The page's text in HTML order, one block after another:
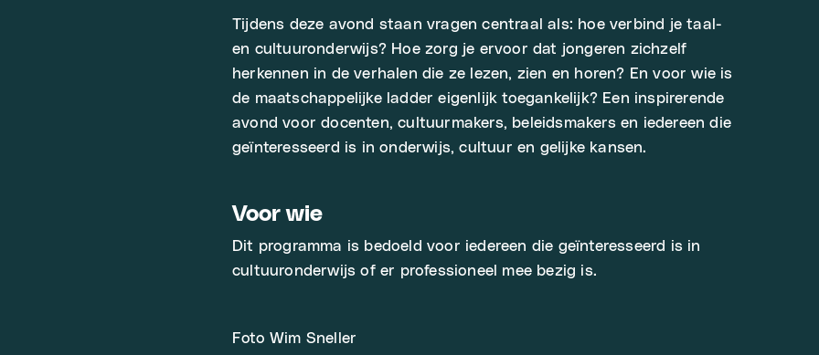
Tijdens deze avond staan vragen centraal als: hoe verbind je taal-
en cultuuronderwijs? Hoe zorg je ervoor dat jongeren zichzelf
herkennen in de verhalen die ze lezen, zien en horen? En voor wie is
de maatschappelijke ladder eigenlijk toegankelijk? Een inspirerende
avond voor docenten, cultuurmakers, beleidsmakers en iedereen die
geïnteresseerd is in onderwijs, cultuur en gelijke kansen.
Voor wie
Dit programma is bedoeld voor iedereen die geïnteresseerd is in
cultuuronderwijs of er professioneel mee bezig is.
Foto Wim Sneller